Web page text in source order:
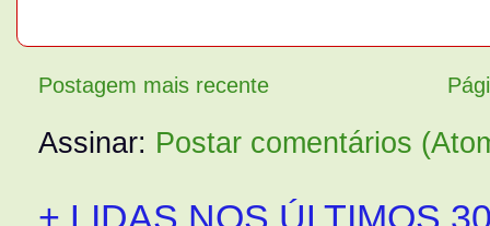
Postagem mais recente
Assinar: Postar comentários
+ LIDAS NOS ÚLTIMOS